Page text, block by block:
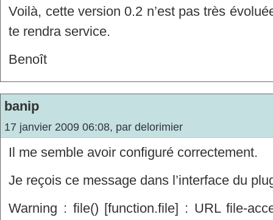
Voilà, cette version 0.2 n’est pas très
te rendra service.
Benoît
banip
17 janvier 2009 06:08, par delorimier
Il me semble avoir configuré correctement.
Je reçois ce message dans l’interface du
Warning : file() [function.file] : URL file-